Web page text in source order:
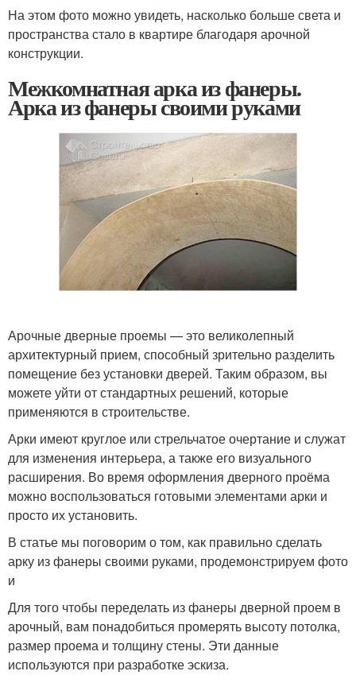
На этом фото можно увидеть, насколько больше света и
пространства стало в квартире благодаря арочной
конструкции.
Межкомнатная арка из фанеры.
Арка из фанеры своими руками
Арочные дверные проемы — это великолепный
архитектурный прием, способный зрительно разделить
помещение без установки дверей. Таким образом, вы
можете уйти от стандартных решений, которые
применяются в строительстве.
Арки имеют круглое или стрельчатое очертание и служат
для изменения интерьера, а также его визуального
расширения. Во время оформления дверного проёма
можно воспользоваться готовыми элементами арки и
просто их установить.
В статье мы поговорим о том, как правильно сделать
арку из фанеры своими руками, продемонстрируем фото
и
Для того чтобы переделать из фанеры дверной проем в
арочный, вам понадобиться промерять высоту потолка,
размер проема и толщину стены. Эти данные
используются при разработке эскиза.